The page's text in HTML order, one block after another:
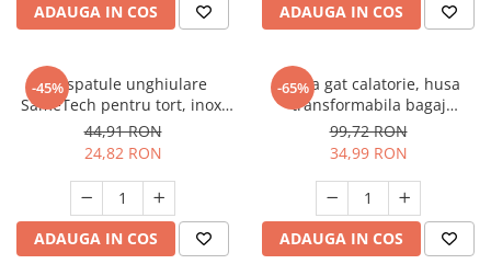
ADAUGA IN COS ADAUGA IN COS
-45%
Set spatule unghiulare
SameTech pentru tort, inox,
15/20/25 cm, manere galbene
44,91 RON
24,82 RON
ADAUGA IN COS
-65%
Perna gat calatorie, husa
transformabila bagaj
extensibil, umplere cu haine,
material Lycra, fara
umplutura
99,72 RON
34,99 RON
ADAUGA IN COS